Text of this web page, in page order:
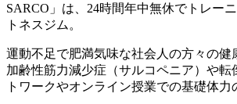
SARCO」は、24時間年中無休でトレー
トネスジム。
運動不足で肥満気味な社会人の方々の健
加齢性筋力減少症（サルコペニア）や転
トワークやオンライン授業での基礎体力